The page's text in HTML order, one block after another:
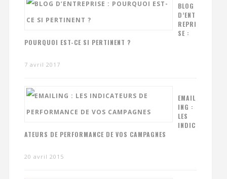
BLOG
D’ENT
REPRI
SE :
POURQUOI EST-CE SI PERTINENT ?
7 avril 2017
EMAIL
ING :
LES
INDIC
ATEURS DE PERFORMANCE DE VOS CAMPAGNES
20 avril 2015